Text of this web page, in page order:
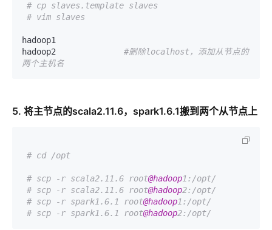
# cp slaves.template slaves
# vim slaves
hadoop1
hadoop2 #删除localhost，添加从节点的
两个主机名
5. 将主节点的scala2.11.6，spark1.6.1搬到两个从节点上
# cd /opt
# scp -r scala2.11.6 root@hadoop1:/opt/
# scp -r scala2.11.6 root@hadoop2:/opt/
# scp -r spark1.6.1 root@hadoop1:/opt/
# scp -r spark1.6.1 root@hadoop2:/opt/